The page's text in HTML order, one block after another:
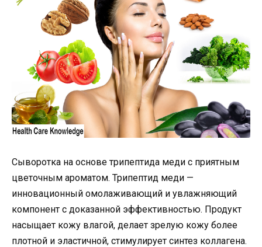
Сыворотка на основе трипептида меди с приятным
цветочным ароматом. Трипептид меди —
инновационный омолаживающий и увлажняющий
компонент с доказанной эффективностью. Продукт
насыщает кожу влагой, делает зрелую кожу более
плотной и эластичной, стимулирует синтез коллагена.